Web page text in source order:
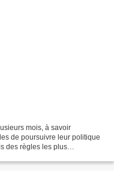
mois, à savoir
de poursuivre leur politique
des règles les plus